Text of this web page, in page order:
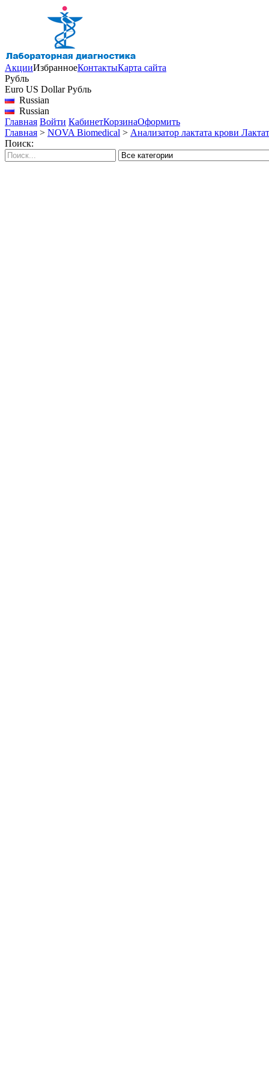
АкцииИзбранноеКонтактыКарта сайта
Рубль
Euro US Dollar Рубль
Russian
Russian
Главная Войти КабинетКорзинаОформить
Главная > NOVA Biomedical > Анализатор лактата крови
Поиск: